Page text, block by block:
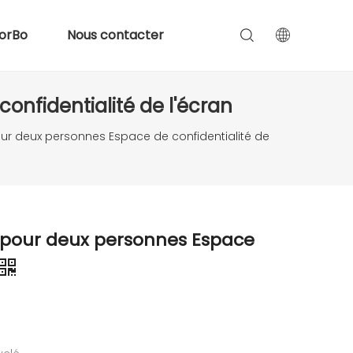
Nous contacter
confidentialité de l'écran
deux personnes Espace de confidentialité de
deux personnes Espace